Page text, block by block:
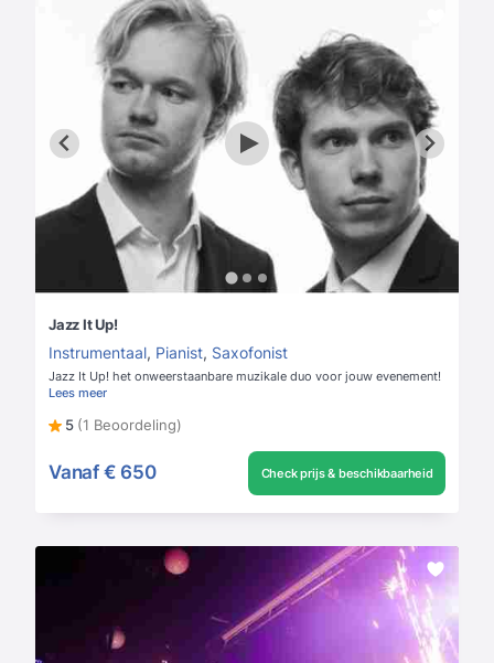
Jazz It Up!
Instrumentaal, Pianist, Saxofonist
Jazz It Up! het onweerstaanbare muzikale duo voor jouw evenement!
Lees meer
5 (1 Beoordeling)
Vanaf € 650 Check prijs & beschikbaarheid